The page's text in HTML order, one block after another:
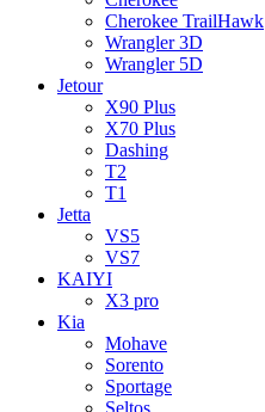
Cherokee TrailHawk
Wrangler 3D
Wrangler 5D
Jetour
X90 Plus
X70 Plus
Dashing
T2
T1
Jetta
VS5
VS7
KAIYI
X3 pro
Kia
Mohave
Sorento
Sportage
Seltos